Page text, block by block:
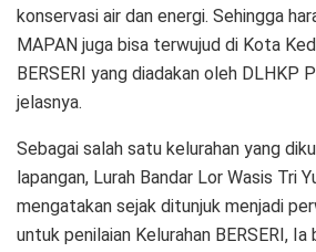
konservasi air dan energi. Sehingga
MAPAN juga bisa terwujud di Kota
BERSERI yang diadakan oleh DLHKP
jelasnya.
Sebagai salah satu kelurahan yang
lapangan, Lurah Bandar Lor Wasis Tri
mengatakan sejak ditunjuk menjadi
untuk penilaian Kelurahan BERSERI,